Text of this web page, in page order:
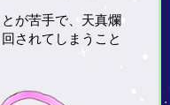
が苦手で、天真爛
されてしまうこと